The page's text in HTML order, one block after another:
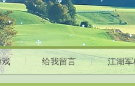
戏 给我留言 江湖军